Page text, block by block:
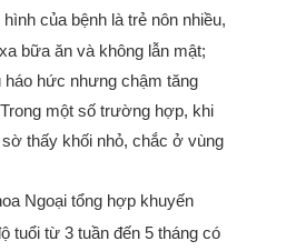
của bệnh là trẻ nôn nhiều,
bữa ăn và không lẫn mật;
háo hức nhưng chậm tăng
một số trường hợp, khi
thấy khối nhỏ, chắc ở vùng
Ngoại tổng hợp khuyến
tuổi từ 3 tuần đến 5 tháng có